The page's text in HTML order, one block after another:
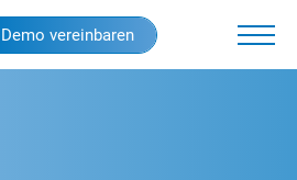
Demo vereinbaren